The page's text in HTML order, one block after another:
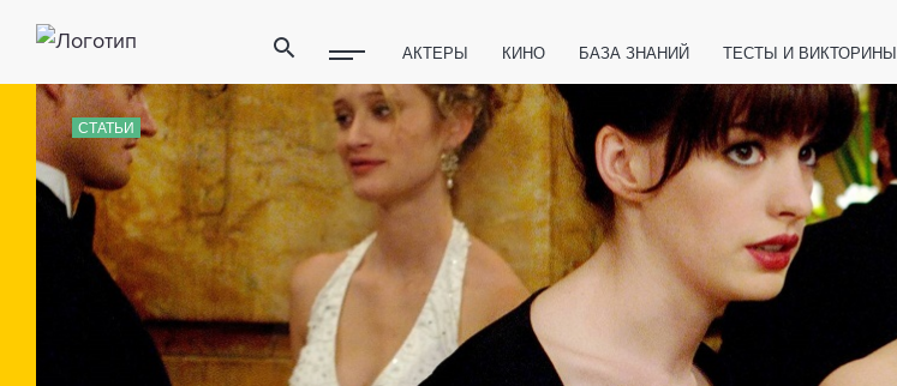
АКТЕРЫ КИНО БАЗА ЗНАНИЙ ТЕСТЫ И ВИКТОРИНЫ
ПОЛЕЗНЫЕ СОВЕТЫ ЖИВОТНЫЕ ПОЛЕЗНО ЗНАТЬ
ФИТНЕС ТЕХНОЛОГИИ
СТАТЬИ